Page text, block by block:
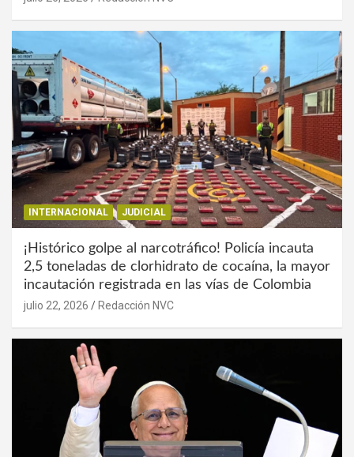
INTERNACIONAL JUDICIAL
¡Histórico golpe al narcotráfico! Policía incauta
2,5 toneladas de clorhidrato de cocaína, la mayor
incautación registrada en las vías de Colombia
julio 22, 2026 Redacción NVC